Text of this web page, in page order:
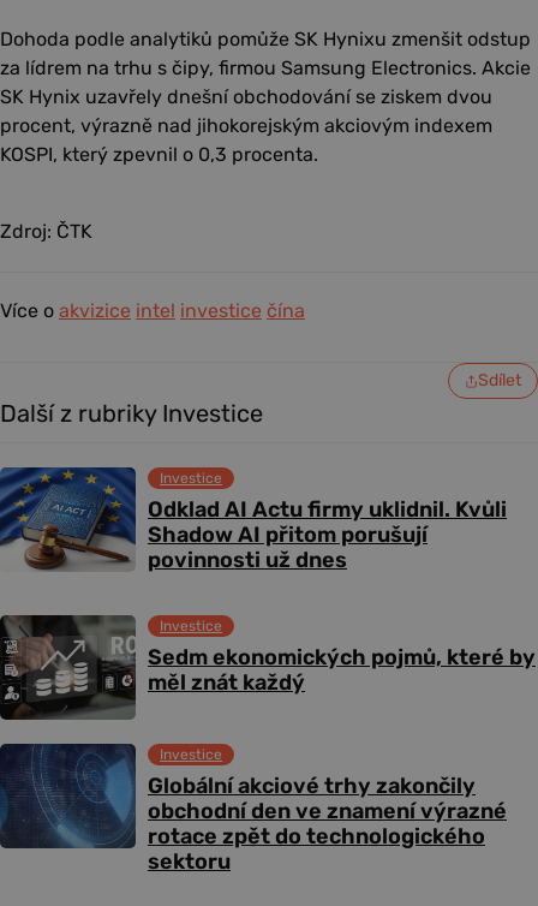
Dohoda podle analytiků pomůže SK Hynixu zmenšit odstup
za lídrem na trhu s čipy, firmou Samsung Electronics. Akcie
SK Hynix uzavřely dnešní obchodování se ziskem dvou
procent, výrazně nad jihokorejským akciovým indexem
KOSPI, který zpevnil o 0,3 procenta.
Zdroj: ČTK
Více o akvizice intel investice čína
Sdílet
Další z rubriky Investice
Odklad AI Actu firmy uklidnil. Kvůli
Shadow AI přitom porušují
povinnosti už dnes
Investice
Sedm ekonomických pojmů, které by
měl znát každý
Investice
Globální akciové trhy zakončily
obchodní den ve znamení výrazné
rotace zpět do technologického
sektoru
Investice